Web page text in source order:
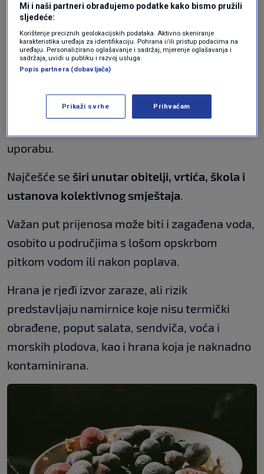
Kako se prenosi?
Glavni put prijenosa je
kontaminiranih fekalijama koje sadrže virus
Zaraza se može prenijeti i posredno, preko
uporabu.
Najčešće se širi unutar obitelji, vrtića, škola i
ustanova kolektivnog smještaja
Važan put prijenosa može biti i zagađena voda,
osobito u područjima s lošom opskrbom
pitkom vodom ili nakon poplava.
Hrana je rjeđi izvor zaraze, ali rizik
predstavljaju namirnice koje nisu termički
obrađene, poput salata, sendviča, voća i
morskih plodova, kao i hrana koja je naknadno
kontaminirana.
Mi i naši partneri obrađujemo podatke kako bismo pružili
sljedeće:
Korištenje preciznih geolokacijskih podataka. Aktivno skeniranje
karakteristika uređaja za identifikaciju. Pohrana i/ili pristup podacima na
uređaju. Personalizirano oglašavanje i sadržaj, mjerenje oglašavanja i
sadržaja, uvidi u publiku i razvoj usluga.
Popis partnera (dobavljača)
Prikaži svrhe Prihvaćam